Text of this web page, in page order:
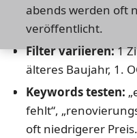
abends werden oft
veröffentlicht.
Filter variieren:1
älteres Baujahr, 1.
Keywords testen:
fehlt“,
oft niedrigerer Preis.